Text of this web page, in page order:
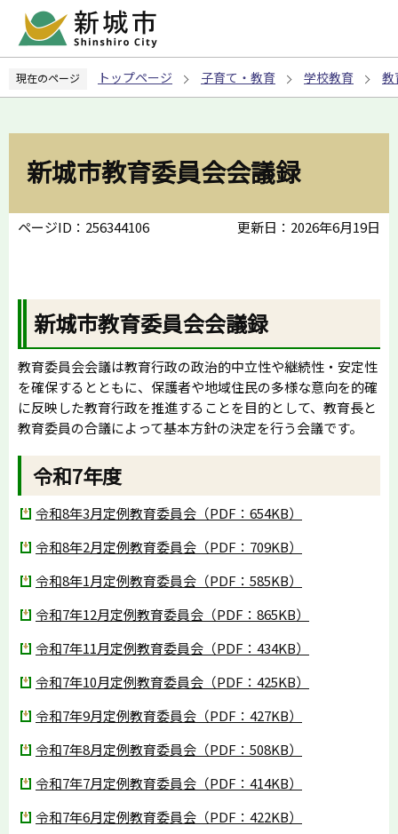
ペ
の
現在のページ トップページ 子育て・教育 学校教育 教
新城市教育委員会会議録
ページID：256344106 更新日：2026年6月19日
新城市教育委員会会議録
教育委員会会議は教育行政の政治的中立性や継続性・安定性
を確保するとともに、保護者や地域住民の多様な意向を的確
に反映した教育行政を推進することを目的として、教育長と
教育委員の合議によって基本方針の決定を行う会議です。
令和7年度
令和8年3月定例教育委員会（PDF：654KB）
令和8年2月定例教育委員会（PDF：709KB）
令和8年1月定例教育委員会（PDF：585KB）
令和7年12月定例教育委員会（PDF：865KB）
令和7年11月定例教育委員会（PDF：434KB）
令和7年10月定例教育委員会（PDF：425KB）
令和7年9月定例教育委員会（PDF：427KB）
令和7年8月定例教育委員会（PDF：508KB）
令和7年7月定例教育委員会（PDF：414KB）
令和7年6月定例教育委員会（PDF：422KB）